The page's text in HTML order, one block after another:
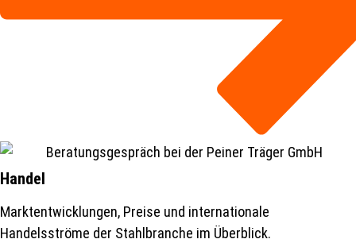
Handel
Marktentwicklungen, Preise und internationale
Handelsströme der Stahlbranche im Überblick.